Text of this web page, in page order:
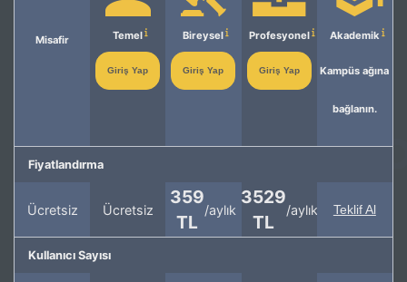
Misafir Temel
Giriş Yap
Bireysel
Giriş Yap
Profesyonel
Giriş Yap
Akademik
Kampüs ağına
bağlanın.
Fiyatlandırma
Ücretsiz Ücretsiz
359
TL
/aylık
3529
TL
/aylık Teklif Al
Kullanıcı Sayısı